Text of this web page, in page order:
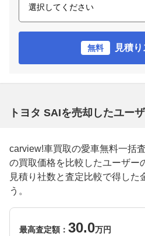
無料 見積り
トヨタ SAIを売却したユー
carview!車買取の愛車無料一括
の買取価格を比較したユーザー
見積り社数と査定比較で得した
う。
最高査定額： 30.0万円